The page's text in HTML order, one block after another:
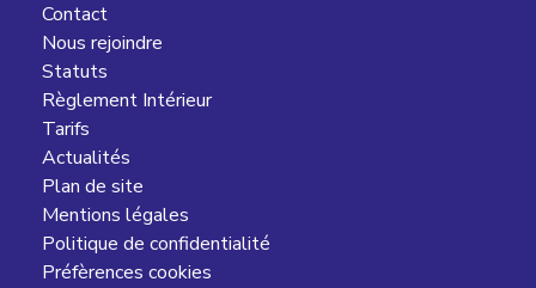
Contact
Nous rejoindre
Statuts
Règlement Intérieur
Tarifs
Actualités
Plan de site
Mentions légales
Politique de confidentialité
Préfèrences cookies